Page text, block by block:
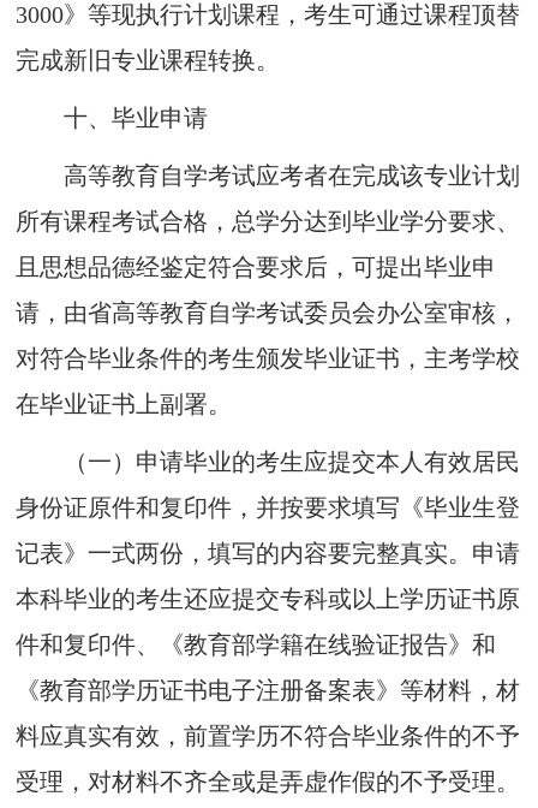
3000》等现执行计划课程，考生可通过课程顶替
完成新旧专业课程转换。
十、毕业申请
高等教育自学考试应考者在完成该专业计划
所有课程考试合格，总学分达到毕业学分要求、
且思想品德经鉴定符合要求后，可提出毕业申
请，由省高等教育自学考试委员会办公室审核，
对符合毕业条件的考生颁发毕业证书，主考学校
在毕业证书上副署。
（一） 申请毕业的考生应提交本人有效居民
身份证原件和复印件， 并按要求填写《毕业生登
记表》一式两份，填写的内容要完整真实。申请
本科毕业的考生还应提交专科或以上学历证书原
件和复印件、
《教育部学籍在线验证报告》和
《教育部学历证书电子注册备案表》等材料 ，材
料应真实有效，前置学历不符合毕业条件的不予
受理 ，对材料不齐全或是弄虚作假的不予受理。